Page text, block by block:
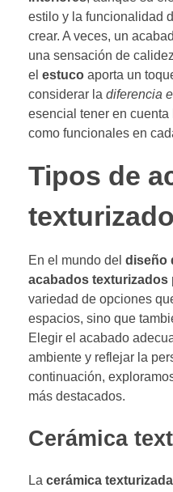
estilo y la funcionalidad
crear. A veces, un
una sensación de
el estuco aporta un
considerar la diferencia
esencial tener en
como funcionales en
Tipos de
En el mundo del diseño
acabados texturizados
variedad de opciones
espacios, sino que
Elegir el acabado
ambiente y reflejar la
continuación,
más destacados.
Cerámica
La cerámica texturizada